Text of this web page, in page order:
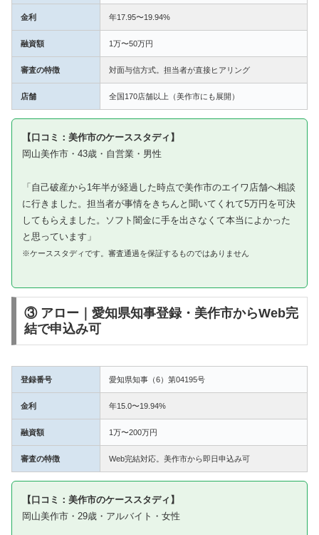
金利 年17.95〜19.94%
融資額 1万〜50万円
審査の特徴 対面与信方式。担当者が直接ヒアリング
店舗 全国170店舗以上（美作市にも展開）
【口コミ：美作市のケーススタディ】
岡山美作市・43歳・自営業・男性
「自己破産から1年半が経過した時点で美作市のエイワ店舗へ相談
に行きました。担当者が事情をきちんと聞いてくれて5万円を可決
してもらえました。ソフト闇金に手を出さなくて本当によかった
と思っています」
※ケーススタディです。審査通過を保証するものではありません
③ アロー｜愛知県知事登録・美作市からWeb完
結で申込み可
登録番号 愛知県知事（6）第04195号
金利 年15.0〜19.94%
融資額 1万〜200万円
審査の特徴 Web完結対応。美作市から即日申込み可
【口コミ：美作市のケーススタディ】
岡山美作市・29歳・アルバイト・女性